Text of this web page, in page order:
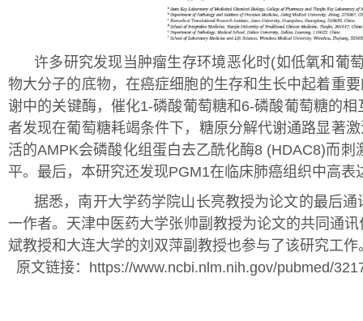
许多研究发现当肿瘤生存环境恶化时(如低氧和葡
物大分子的底物，在癌症细胞的生存和生长中起着重
谢中的关键酶，催化1-磷酸葡萄糖和6-磷酸葡萄糖的
者发现在葡萄糖耗竭条件下，糖原分解代谢通路显著
活的AMPK会磷酸化组蛋白去乙酰化酶8 (HDAC8)而
平。最后，本研究还发现PGM1在临床肺癌组织中高
据悉，南开大学药学院山长亮教授为论文的最后
一作者。天津中医药大学张帅副教授为论文的共同通
斌教授和大连大学的刘双萍副教授也参与了该研究工作
原文链接：https://www.ncbi.nlm.nih.gov/pubmed/